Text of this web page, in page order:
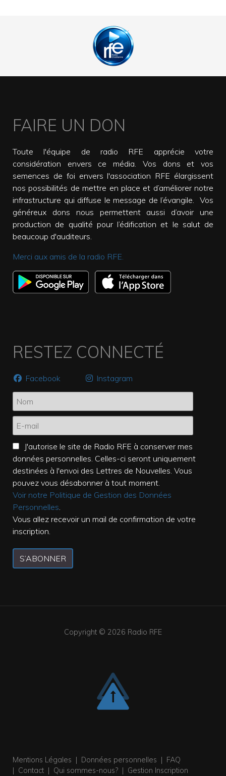
FAIRE UN DON
Toute l'équipe de radio RFE apprécie votre
considération envers ce média. Vos dons et vos
semences de foi envers l'association RFE élargissent
nos possibilités de mettre en place et d’améliorer notre
infrastructure qui diffuse le message de l’évangile. Vos
généreux dons nous permettent aussi d’avoir une
production de qualité pour l’édification et le salut de
beaucoup d'auditeurs.
Merci aux amis de la radio RFE.
RESTEZ CONNECTÉ
Facebook Instagram
J'autorise le site de Radio RFE à conserver mes
données personnelles. Celles-ci seront uniquement
destinées à l'envoi des Lettres de Nouvelles. Vous
pouvez vous désabonner à tout moment.
Voir notre Politique de Gestion des Données
Personnelles.
Vous allez recevoir un mail de confirmation de votre
inscription.
S’ABONNER
Copyright © 2026 Radio RFE
Mentions Légales | Données personnelles | FAQ
| Contact | Qui sommes-nous? | Gestion Inscription